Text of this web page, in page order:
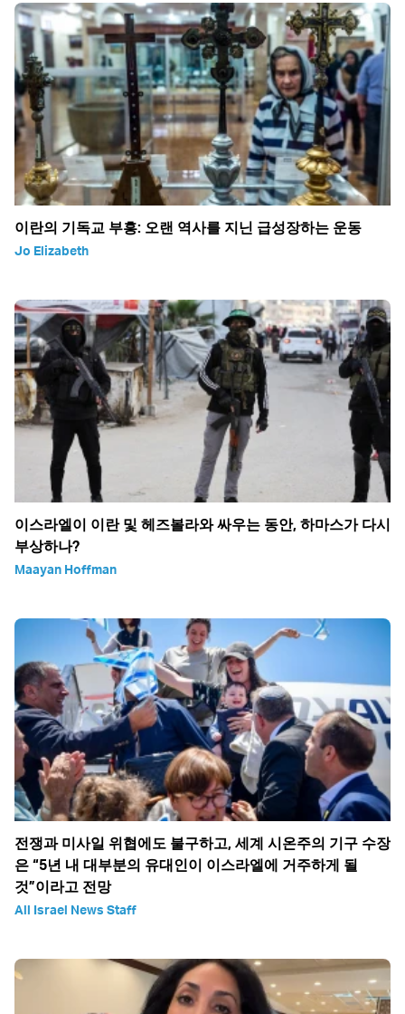
이란의 기독교 부흥: 오랜 역사를 지닌 급성장하는 운동
Jo Elizabeth
이스라엘이 이란 및 헤즈볼라와 싸우는 동안, 하마스가 다시
부상하나?
Maayan Hoffman
전쟁과 미사일 위협에도 불구하고, 세계 시온주의 기구 수장
은 “5년 내 대부분의 유대인이 이스라엘에 거주하게 될
것”이라고 전망
All Israel News Staff